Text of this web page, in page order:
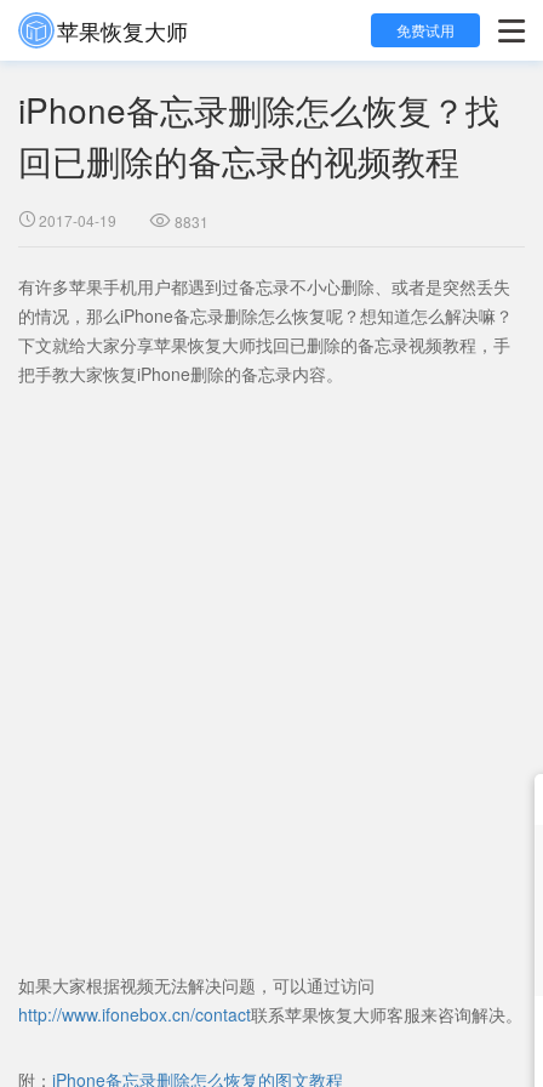
苹果恢复大师 
免费试用
iPhone备忘录删除怎么恢复？找
回已删除的备忘录的视频教程
 2017-04-19  8831
有许多苹果手机用户都遇到过备忘录不小心删除、或者是突然丢失
的情况，那么iPhone备忘录删除怎么恢复呢？想知道怎么解决嘛？
下文就给大家分享苹果恢复大师找回已删除的备忘录视频教程，手
把手教大家恢复iPhone删除的备忘录内容。
如果大家根据视频无法解决问题，可以通过访问
http://www.ifonebox.cn/contact联系苹果恢复大师客服来咨询解决。
附： iPhone备忘录删除怎么恢复的图文教程